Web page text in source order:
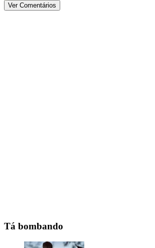
Ver Comentários
Tá bombando